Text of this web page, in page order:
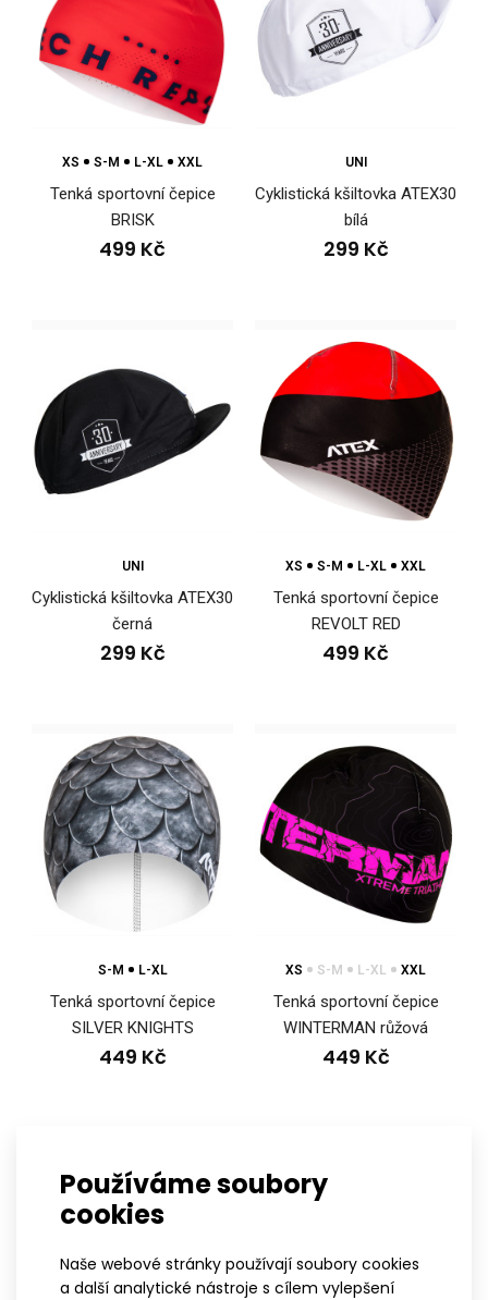
Používáme soubory
cookies
Naše webové stránky používají soubory cookies
a další analytické nástroje s cílem vylepšení
Ergonomicky tvarovaná čepice vhodná zejména pod
cyklistickou helmu. Funkční materiál zajišťuje ochra..
Tenká sportovní čepice WINTERMAN
499 Kč
XS S-M L-XL XXL
Tenká sportovní čepice
BRISK
499 Kč
UNI
Cyklistická kšiltovka ATEX30
bílá
299 Kč
UNI
Cyklistická kšiltovka ATEX30
černá
299 Kč
XS S-M L-XL XXL
Tenká sportovní čepice
REVOLT RED
499 Kč
S-M L-XL
Tenká sportovní čepice
SILVER KNIGHTS
449 Kč
XS S-M L-XL XXL
Tenká sportovní čepice
WINTERMAN růžová
449 Kč